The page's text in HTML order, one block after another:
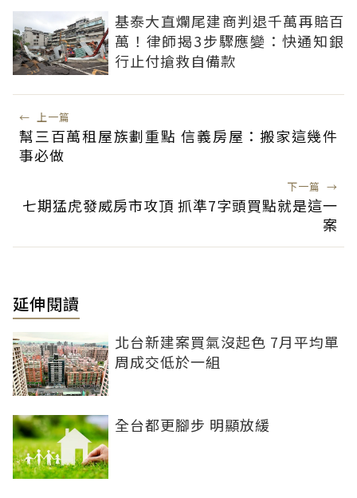
基泰大直爛尾建商判退千萬再賠百
萬！律師揭3步驟應變：快通知銀
行止付搶救自備款
← 上一篇
幫三百萬租屋族劃重點 信義房屋：搬家這幾件
事必做
下一篇 →
七期猛虎發威房市攻頂 抓準7字頭買點就是這一
案
延伸閱讀
北台新建案買氣沒起色 7月平均單
周成交低於一組
全台都更腳步 明顯放緩